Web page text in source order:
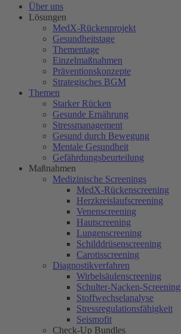
Über uns
Lösungen
MedX-Rückenprojekt
Gesundheitstage
Thementage
Einzelmaßnahmen
Präventionskonzepte
Strategisches BGM
Themen
Starker Rücken
Gesunde Ernährung
Stressmanagement
Gesund durch Bewegung
Mentale Gesundheit
Gefährdungsbeurteilung
Maßnahmen
Medizinische Screenings
MedX-Rückenscreening
Herzkreislaufscreening
Venenscreening
Hautscreening
Lungenscreening
Schilddrüsenscreening
Carotisscreening
Diagnostikverfahren
Wirbelsäulenscreening
Schulter-Nacken-Screening
Stoffwechselanalyse
Stressregulationsfähigkeit
Seismofit
Check-Up Bundles